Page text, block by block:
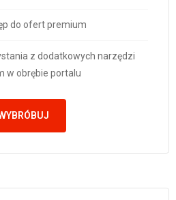
do ofert premium
z dodatkowych narzędzi
w obrębie portalu